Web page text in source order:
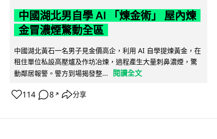
中國湖北男自學 AI 「煉金術」 屋內煉
金冒濃煙驚動全區
中國湖北黃石一名男子見金價高企，利用 AI 自學提煉黃金，在
租住單位私設高壓爐及作坊冶煉，過程產生大量刺鼻濃煙，驚
動鄰居報警。警方到場揭發整...
閱讀全文
114 8 ↗ 分享